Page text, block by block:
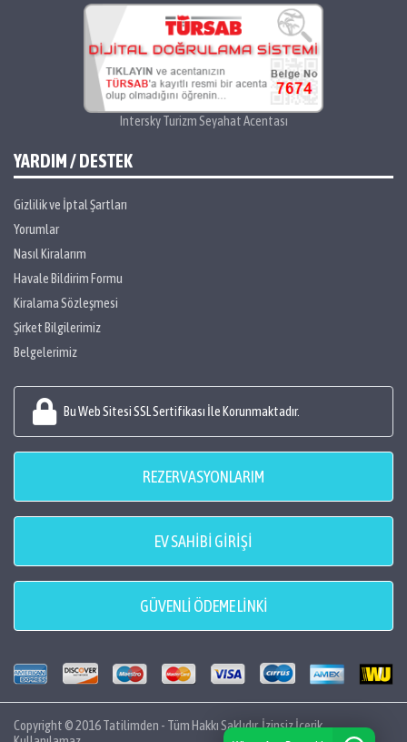
Intersky Turizm Seyahat Acentası
YARDIM / DESTEK
Gizlilik ve İptal Şartları
Yorumlar
Nasıl Kiralarım
Havale Bildirim Formu
Kiralama Sözleşmesi
Şirket Bilgilerimiz
Belgelerimiz
Bu Web Sitesi SSL Sertifikası İle Korunmaktadır.
REZERVASYONLARIM
EV SAHİBİ GİRİŞİ
GÜVENLİ ÖDEME LİNKİ
Copyright © 2016 Tatilimden - Tüm Hakkı Saklıdır. İzinsiz İçerik